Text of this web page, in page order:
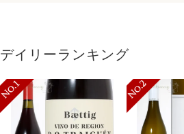
デイリーランキング